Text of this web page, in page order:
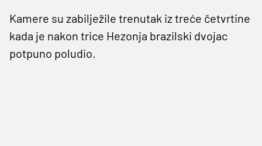
Kamere su zabilježile trenutak iz treće četvrtine
kada je nakon trice Hezonja brazilski dvojac
potpuno poludio.